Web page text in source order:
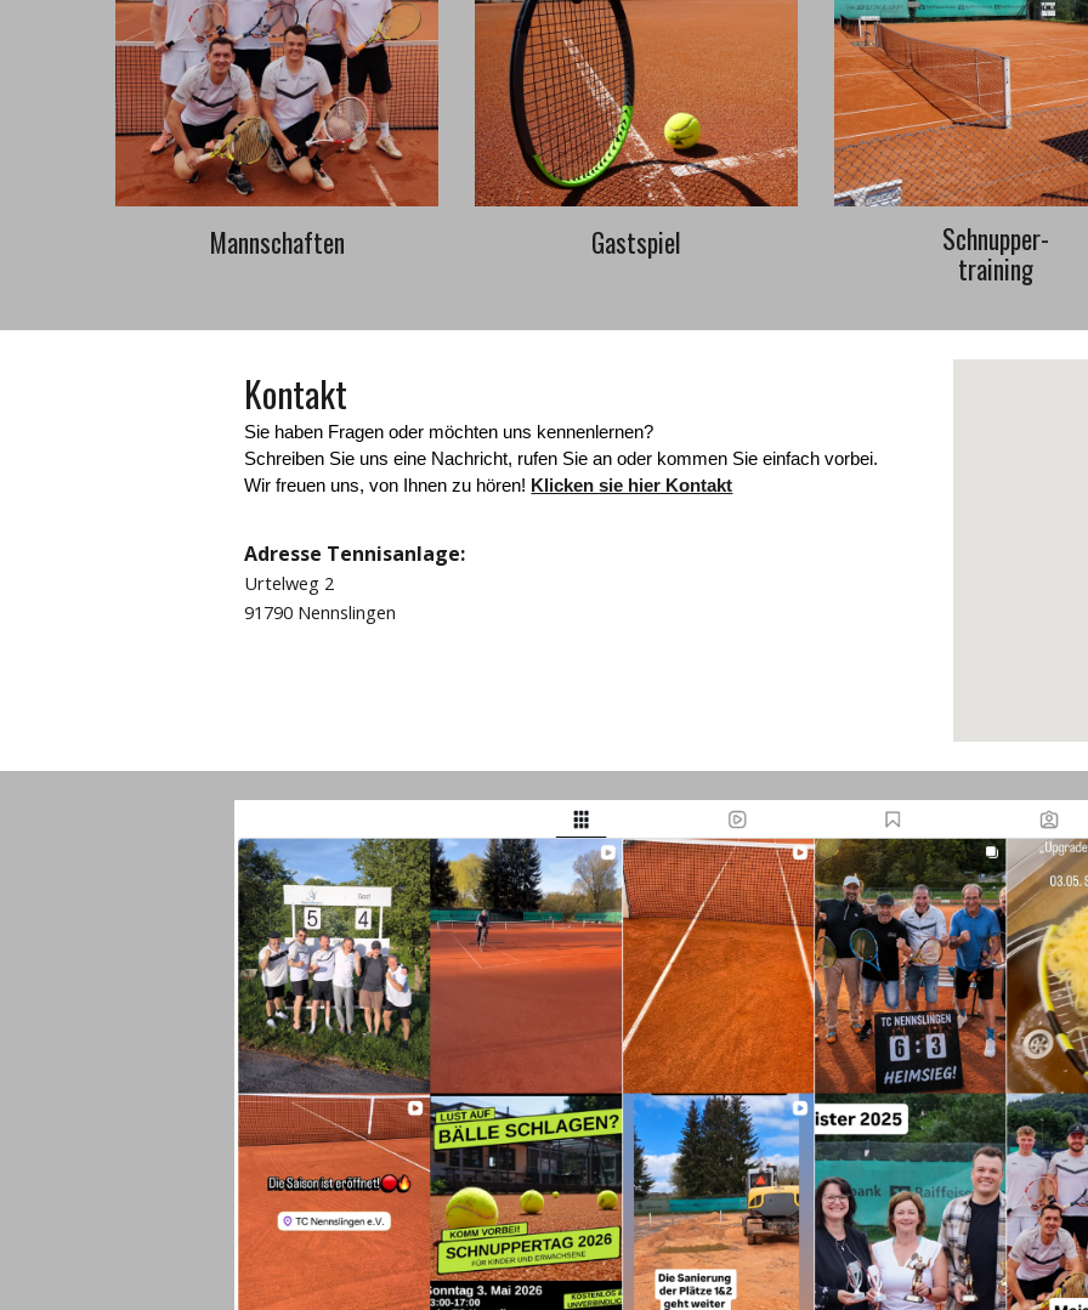
Mannschaften Gastspiel
Schnupper-
training
Kontakt
Sie haben Fragen oder möchten uns kennenlernen?
Schreiben Sie uns eine Nachricht, rufen Sie an oder kommen Sie einfach vorbei.
Wir freuen uns, von Ihnen zu hören! Klicken sie hier Kontakt
Adresse Tennisanlage:
Urtelweg 2
91790 Nennslingen